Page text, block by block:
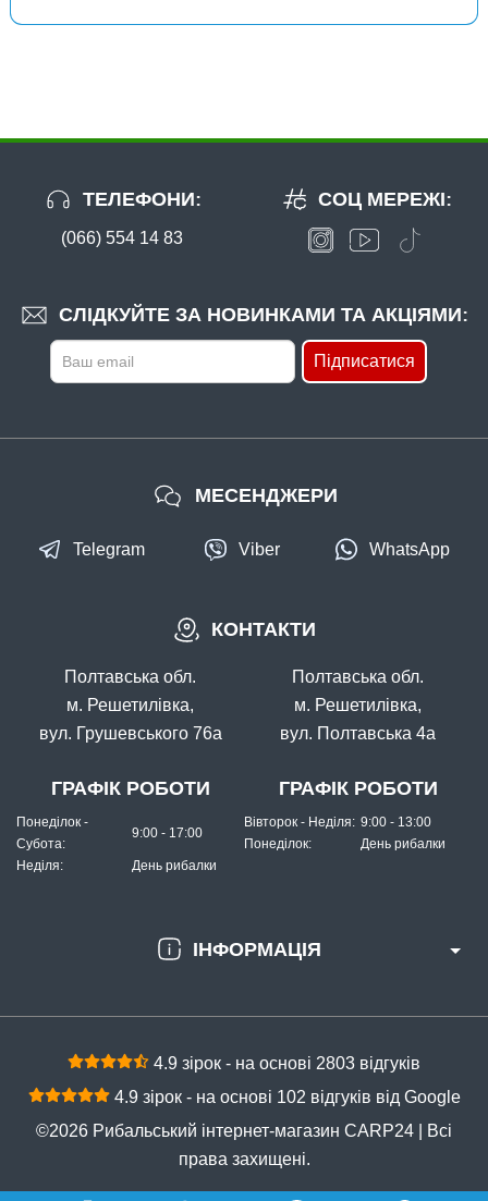
ТЕЛЕФОНИ:
(066) 554 14 83
СЛІДКУЙТЕ ЗА НОВИНКАМИ ТА АКЦІЯМИ:
Підписатися
СОЦ МЕРЕЖІ:
ІНФОРМАЦІЯ
КОНТАКТИ
Полтавська обл.
м. Решетилівка,
вул. Грушевського 76а
ГРАФІК РОБОТИ
Понеділок -
Субота:
9:00 - 17:00
Неділя: День рибалки
Полтавська обл.
м. Решетилівка,
вул. Полтавська 4а
ГРАФІК РОБОТИ
Вівторок - Неділя: 9:00 - 13:00
Понеділок:
День рибалки
МЕСЕНДЖЕРИ
Telegram Viber WhatsApp
4.9 зірок - на основі 2803 відгуків
4.9 зірок - на основі 102 відгуків від Google
©2026 Рибальський інтернет-магазин CARP24 | Всі
права захищені.